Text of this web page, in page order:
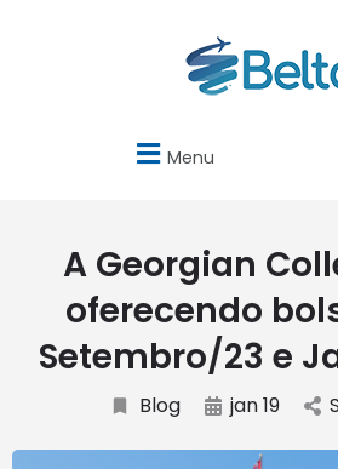
Menu
A Georgian
oferecendo
Setembro/23 e
Blog jan 19